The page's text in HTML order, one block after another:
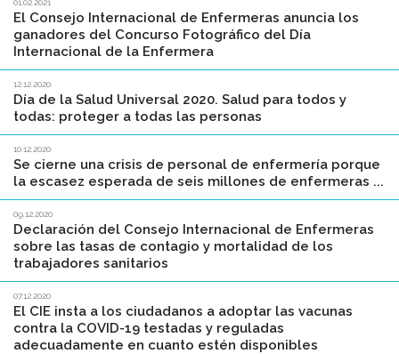
01.02.2021
El Consejo Internacional de Enfermeras anuncia los
ganadores del Concurso Fotográfico del Día
Internacional de la Enfermera
12.12.2020
Día de la Salud Universal 2020. Salud para todos y
todas: proteger a todas las personas
10.12.2020
Se cierne una crisis de personal de enfermería porque
la escasez esperada de seis millones de enfermeras ...
09.12.2020
Declaración del Consejo Internacional de Enfermeras
sobre las tasas de contagio y mortalidad de los
trabajadores sanitarios
07.12.2020
El CIE insta a los ciudadanos a adoptar las vacunas
contra la COVID-19 testadas y reguladas
adecuadamente en cuanto estén disponibles